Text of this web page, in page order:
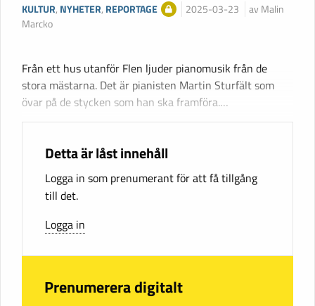
KULTUR, NYHETER, REPORTAGE 2025-03-23
av Malin
Marcko
Från ett hus utanför Flen ljuder pianomusik från de
stora mästarna. Det är pianisten Martin Sturfält som
övar på de stycken som han ska framföra.…
Detta är låst innehåll
Logga in som prenumerant för att få tillgång
till det.
Logga in
Prenumerera digitalt